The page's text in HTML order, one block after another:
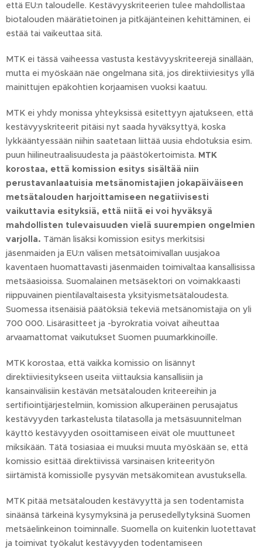
että EU:n taloudelle. Kestävyyskriteerien tulee mahdollistaa
biotalouden määrätietoinen ja pitkäjänteinen kehittäminen, ei
estää tai vaikeuttaa sitä.
MTK ei tässä vaiheessa vastusta kestävyyskriteerejä sinällään,
mutta ei myöskään näe ongelmana sitä, jos direktiiviesitys yllä
mainittujen epäkohtien korjaamisen vuoksi kaatuu.
MTK ei yhdy monissa yhteyksissä esitettyyn ajatukseen, että
kestävyyskriteerit pitäisi nyt saada hyväksyttyä, koska
lykkääntyessään niihin saatetaan liittää uusia ehdotuksia esim.
puun hiilineutraalisuudesta ja päästökertoimista. MTK
korostaa, että komission esitys sisältää niin
perustavanlaatuisia metsänomistajien jokapäiväiseen
metsätalouden harjoittamiseen negatiivisesti
vaikuttavia esityksiä, että niitä ei voi hyväksyä
mahdollisten tulevaisuuden vielä suurempien ongelmien
varjolla. Tämän lisäksi komission esitys merkitsisi
jäsenmaiden ja EU:n välisen metsätoimivallan uusjakoa
kaventaen huomattavasti jäsenmaiden toimivaltaa kansallisissa
metsäasioissa. Suomalainen metsäsektori on voimakkaasti
riippuvainen pientilavaltaisesta yksityismetsätaloudesta.
Suomessa itsenäisiä päätöksiä tekeviä metsänomistajia on yli
700 000. Lisärasitteet ja -byrokratia voivat aiheuttaa
arvaamattomat vaikutukset Suomen puumarkkinoille.
MTK korostaa, että vaikka komissio on lisännyt
direktiiviesitykseen useita viittauksia kansallisiin ja
kansainvälisiin kestävän metsätalouden kriteereihin ja
sertifiointijärjestelmiin, komission alkuperäinen perusajatus
kestävyyden tarkastelusta tilatasolla ja metsäsuunnitelman
käyttö kestävyyden osoittamiseen eivät ole muuttuneet
miksikään. Tätä tosiasiaa ei muuksi muuta myöskään se, että
komissio esittää direktiivissä varsinaisen kriteerityön
siirtämistä komissiolle pysyvän metsäkomitean avustuksella.
MTK pitää metsätalouden kestävyyttä ja sen todentamista
sinäänsä tärkeinä kysymyksinä ja perusedellytyksinä Suomen
metsäelinkeinon toiminnalle. Suomella on kuitenkin luotettavat
ja toimivat työkalut kestävyyden todentamiseen